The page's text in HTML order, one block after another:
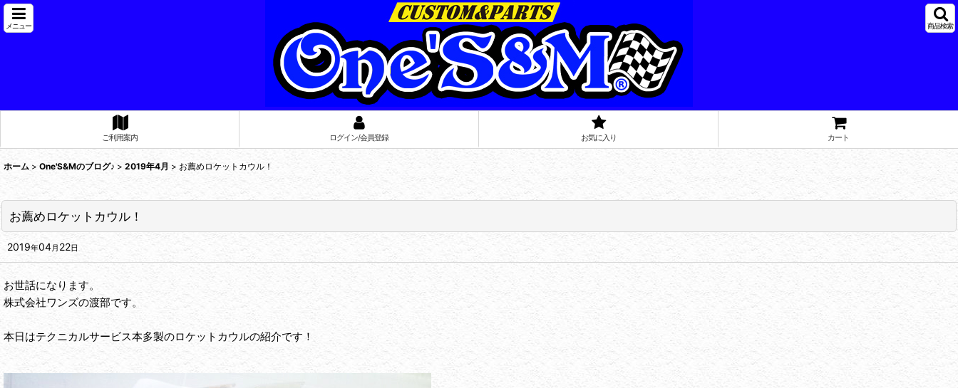
メニュー 商品検索
ご利用案内 ログイン/会員登録 お気に入り カート
ホーム > One'S&Mのブログ♪ > 2019年4月 > お薦めロケットカウル！
お薦めロケットカウル！
2019年04月 22日
お世話になります。
株式会社ワンズの渡部です。
本日はテクニカルサービス本多製のロケットカウルの紹介です！